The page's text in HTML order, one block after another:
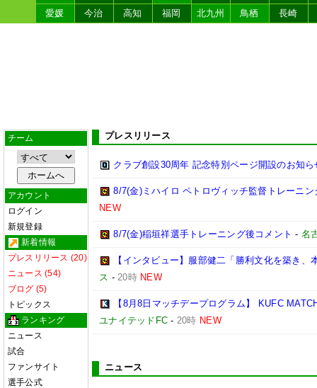
愛媛
今治 高知 福岡 北九州 鳥栖 長崎
チーム
アカウント
ログイン
新規登録
新着情報
プレスリリース (20)
ニュース (54)
ブログ (5)
トピックス
ランキング
ニュース
試合
ファンサイト
選手公式
プレスリリース
クラブ創設30周年 記念特別ページ開設のお知ら
8/7(金)ミハイロ ペトロヴィッチ監督トレーニン
NEW
8/7(金)稲垣祥選手トレーニング後コメント - 名
【インタビュー】服部健二「勝利文化を築き、
ス -20時 NEW
【8月8日マッチデープログラム】 KUFC
ユナイテッドFC - 20時 NEW
ニュース